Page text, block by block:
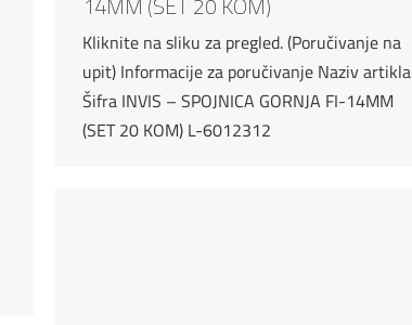
Kliknite na sliku za pregled. (Poručivanje na
upit) Informacije za poručivanje Naziv artikla
Šifra INVIS – SPOJNICA GORNJA FI-14MM
(SET 20 KOM) L-6012312